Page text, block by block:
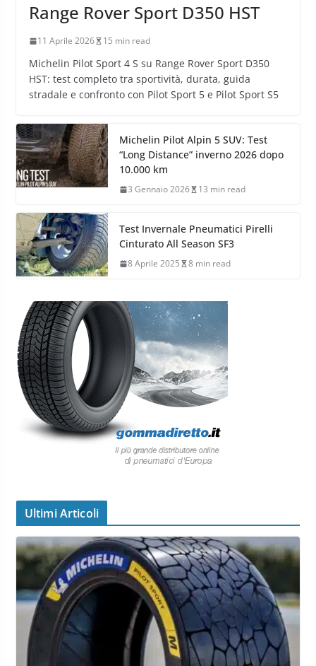
Range Rover Sport D350 HST
11 Aprile 2026 15 min read
Michelin Pilot Sport 4 S su Range Rover Sport D350
HST: test completo tra sportività, durata, guida
stradale e confronto con Pilot Sport 5 e Pilot Sport S5
Michelin Pilot Alpin 5 SUV: Test
“Long Distance” inverno 2026 dopo
10.000 km
3 Gennaio 2026 13 min read
Test Invernale Pneumatici Pirelli
Cinturato All Season SF3
8 Aprile 2025 8 min read
Ultimi Articoli